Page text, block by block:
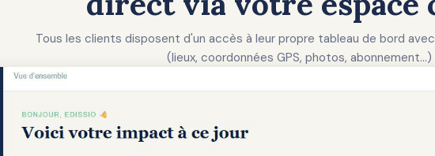
Tous les clients disposent d'un accès à leur propre tableau de bord
(lieux, coordonnées GPS, photos, abonnement...)